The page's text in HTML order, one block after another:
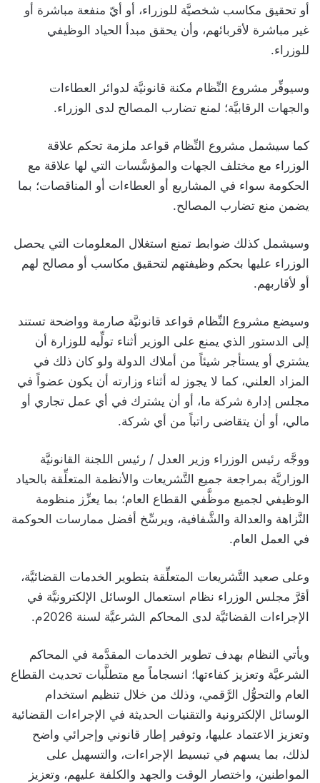
أو تحقيق مكاسب شخصيَّة للوزراء، أو أيّ منفعة مباشرة أو
غير مباشرة لأقربائهم، وأن يحقق مبدأ الحياد الوظيفي
للوزراء.
وسيوفِّر مشروع النِّظام مكنة قانونيَّة لدوائر العطاءات
والجهات الرقابيَّة؛ لمنع تضارب المصالح لدى الوزراء.
كما سيشمل مشروع النِّظام قواعد ملزمة تحكم علاقة
الوزراء مع مختلف الجهات والمؤسَّسات التي لها علاقة مع
الحكومة سواء في المشاريع أو العطاءات أو المناقصات؛ بما
يضمن منع تضارب المصالح.
وسيشمل كذلك ضوابط تمنع استغلال المعلومات التي يحصل
الوزراء عليها بحكم وظيفتهم لتحقيق مكاسب أو مصالح لهم
أو لأقاربهم.
وسيضع مشروع النِّظام قواعد قانونيَّة صارمة وواضحة تستند
إلى الدستور الذي يمنع على الوزير أثناء تولِّيه للوزارة أن
يشتري أو يستأجر شيئاً من أملاك الدولة ولو كان ذلك في
المزاد العلني، كما لا يجوز له أثناء وزارته أن يكون عضواً في
مجلس إدارة شركة ما، أو أن يشترك في أي عمل تجاري أو
مالي، أو أن يتقاضى راتباً من أي شركة.
ووجَّه رئيس الوزراء وزير العدل / رئيس اللجنة القانونيَّة
الوزاريَّة بمراجعة جميع التَّشريعات والأنظمة المتعلِّقة بالحياد
الوظيفي لجميع موظَّفي القطاع العام؛ بما يعزِّز منظومة
النَّزاهة والعدالة والشَّفافية، ويرسِّخ أفضل ممارسات الحوكمة
في العمل العام.
وعلى صعيد التَّشريعات المتعلِّقة بتطوير الخدمات القضائيَّة،
أقرَّ مجلس الوزراء نظام استعمال الوسائل الإلكترونيَّة في
الإجراءات القضائيَّة لدى المحاكم الشرعيَّة لسنة 2026م.
ويأتي النظام بهدف تطوير الخدمات المقدَّمة في المحاكم
الشرعيَّة وتعزيز كفاءتها؛ انسجاماً مع متطلَّبات تحديث القطاع
العام والتحوُّل الرَّقمي، وذلك من خلال تنظيم استخدام
الوسائل الإلكترونية والتقنيات الحديثة في الإجراءات القضائية
وتعزيز الاعتماد عليها، وتوفير إطار قانوني وإجرائي واضح
لذلك، بما يسهم في تبسيط الإجراءات، والتسهيل على
المواطنين، واختصار الوقت والجهد والكلفة عليهم، وتعزيز